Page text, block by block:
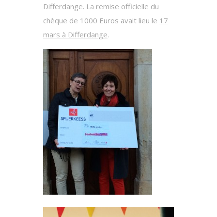
Differdange. La remise officielle du
chèque de 1000 Euros avait lieu le 17
mars à Differdange.